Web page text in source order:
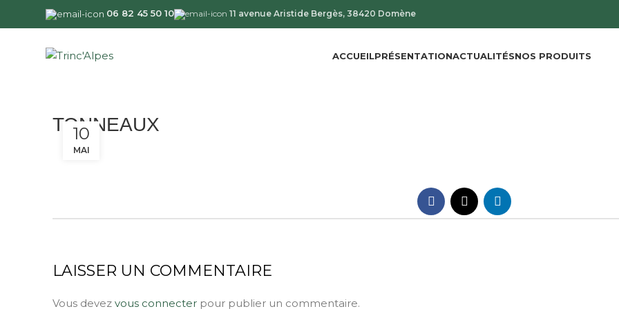
06 82 45 50 10 11 avenue Aristide Bergès, 38420 Domène
ACCUEILPRÉSENTATIONACTUALITÉSNOS PRODUITS
TONNEAUX
10
MAI
LAISSER UN COMMENTAIRE
Vous devez vous connecter pour publier un commentaire.